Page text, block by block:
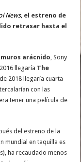
News, el estreno de
retrasar hasta el
arácnido , Sony
llegaría The
2018 llegaría cuarta
con las
tener una película de
del estreno de la
mundial en taquilla es
ha recaudado menos